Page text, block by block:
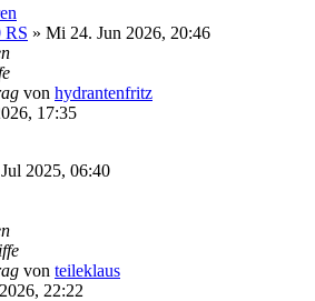
RS » Mi 24. Jun 2026, 20:46
von hydrantenfritz
17:35
2025, 06:40
von teileklaus
22:22